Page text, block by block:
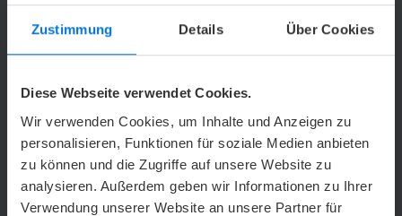
Zustimmung Details Über Cookies
Diese Webseite verwendet Cookies.
Wir verwenden Cookies, um Inhalte und Anzeigen zu
personalisieren, Funktionen für soziale Medien anbieten
zu können und die Zugriffe auf unsere Website zu
analysieren. Außerdem geben wir Informationen zu Ihrer
Verwendung unserer Website an unsere Partner für
UNSER KONTAKT
Y +49 (0) 471 30990-551
ATLANTIC Hotel Airport GmbH
Dennis Micknaß
Flughafenallee 26